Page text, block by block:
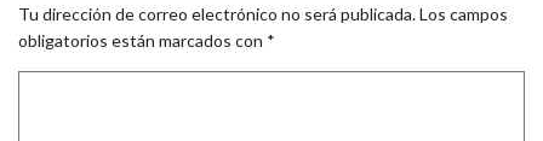
Tu dirección de correo electrónico no será publicada.Los campos
obligatorios están marcados con *